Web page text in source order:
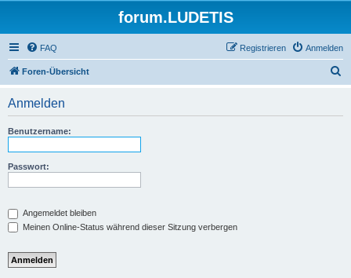
forum.LUDETIS
FAQ Anmelden
Registrieren
Foren-Übersicht
Anmelden
Benutzername:
Passwort:
Angemeldet bleiben
Meinen Online-Status während dieser Sitzung verbergen